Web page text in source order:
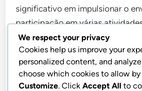
significativo em impulsionar o
participação em várias
senso de urgência e entusiasmo,
indivíduos a participar de
de outra forma, ignorar. Isso
aumento na presença e
We respect your privacy
Cookies help us improve your
personalized content, and
choose which cookies to allow
Customize. Click Accept All to